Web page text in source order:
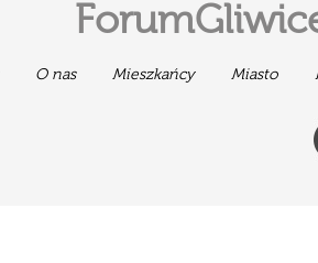
O nas Mieszkańcy Miasto